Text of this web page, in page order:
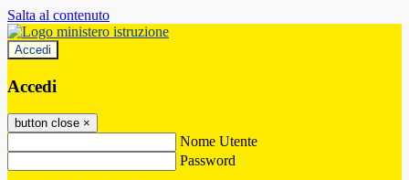
Salta al contenuto
Accedi
Accedi
button close ×
Nome Utente
Password